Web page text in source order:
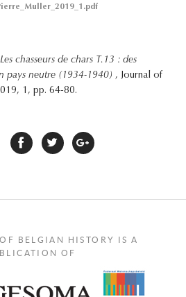
Les chasseurs de chars T.13 : des
pays neutre (1934-1940) , Journal of
1, pp. 64-80.
BELGIAN HISTORY IS A
OF